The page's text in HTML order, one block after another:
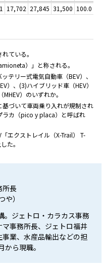
17,702 27,845 31,500 100.0
ている。
）」と称される。
テリー式電気自動車（BEV）、
）、(3)ハイブリッド車（HEV）
）のいずれか。
づいて車両乗り入れが規制され
ラカ（pico y placa）と呼ばれ
エクストレイル（X-Trail） T-
た。
所長
）
。ジェトロ・カラカス事務
事務所長、ジェトロ福井
業、水産品輸出などの担
ら現職。